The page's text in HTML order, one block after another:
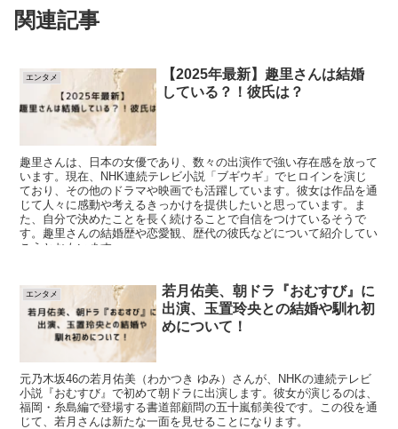
関連記事
エンタメ
【2025年最新】趣里さんは結婚
している？！彼氏は？
趣里さんは、日本の女優であり、数々の出演作で強い存在感を放って
います。現在、NHK連続テレビ小説「ブギウギ」でヒロインを演じ
ており、その他のドラマや映画でも活躍しています。彼女は作品を通
じて人々に感動や考えるきっかけを提供したいと思っています。ま
た、自分で決めたことを長く続けることで自信をつけているそうで
す。趣里さんの結婚歴や恋愛観、歴代の彼氏などについて紹介してい
こうとおもいます。
エンタメ
若月佑美、朝ドラ『おむすび』に
出演、玉置玲央との結婚や馴れ初
めについて！
元乃木坂46の若月佑美（わかつき ゆみ）さんが、NHKの連続テレビ
小説『おむすび』で初めて朝ドラに出演します。彼女が演じるのは、
福岡・糸島編で登場する書道部顧問の五十嵐郁美役です。この役を通
じて、若月さんは新たな一面を見せることになります。